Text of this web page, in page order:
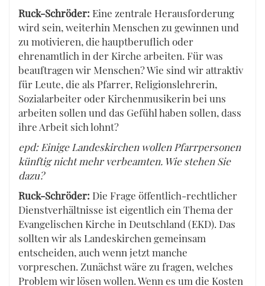
Ruck-Schröder: Eine zentrale Herausforderung
wird sein, weiterhin Menschen zu gewinnen und
zu motivieren, die hauptberuflich oder
ehrenamtlich in der Kirche arbeiten. Für was
beauftragen wir Menschen? Wie sind wir attraktiv
für Leute, die als Pfarrer, Religionslehrerin,
Sozialarbeiter oder Kirchenmusikerin bei uns
arbeiten sollen und das Gefühl haben sollen, dass
ihre Arbeit sich lohnt?
epd: Einige Landeskirchen wollen Pfarrpersonen
künftig nicht mehr verbeamten. Wie stehen Sie
dazu?
Ruck-Schröder: Die Frage öffentlich-rechtlicher
Dienstverhältnisse ist eigentlich ein Thema der
Evangelischen Kirche in Deutschland (EKD). Das
sollten wir als Landeskirchen gemeinsam
entscheiden, auch wenn jetzt manche
vorpreschen. Zunächst wäre zu fragen, welches
Problem wir lösen wollen. Wenn es um die Kosten